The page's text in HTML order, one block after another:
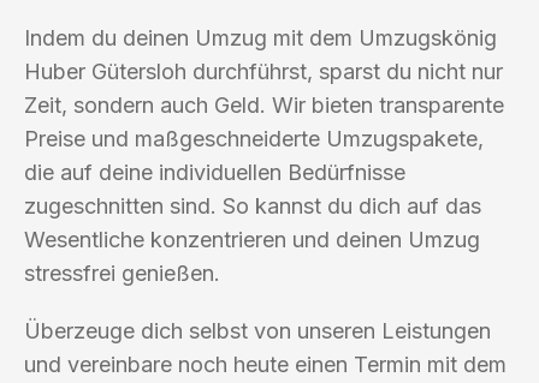
Indem du deinen Umzug mit dem Umzugskönig
Huber Gütersloh durchführst, sparst du nicht nur
Zeit, sondern auch Geld. Wir bieten transparente
Preise und maßgeschneiderte Umzugspakete,
die auf deine individuellen Bedürfnisse
zugeschnitten sind. So kannst du dich auf das
Wesentliche konzentrieren und deinen Umzug
stressfrei genießen.
Überzeuge dich selbst von unseren Leistungen
und vereinbare noch heute einen Termin mit dem